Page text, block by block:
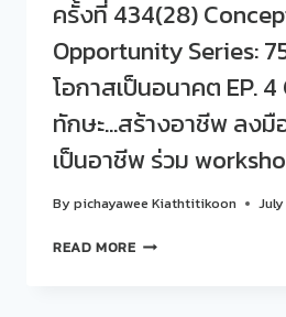
THE
FINE
LINE:
ครู
กับ
การ
สร้าง
ปลอดภัย
เด็ก
ครั้งที่ 434(28)
Opportunity Series:
โอกาสเป็นอนาคต EP.
ทักษะ…สร้างอาชีพ ลง
เป็นอาชีพ ร่วม
Bypichayawee Kiathtitikoon
READ MOREสวน